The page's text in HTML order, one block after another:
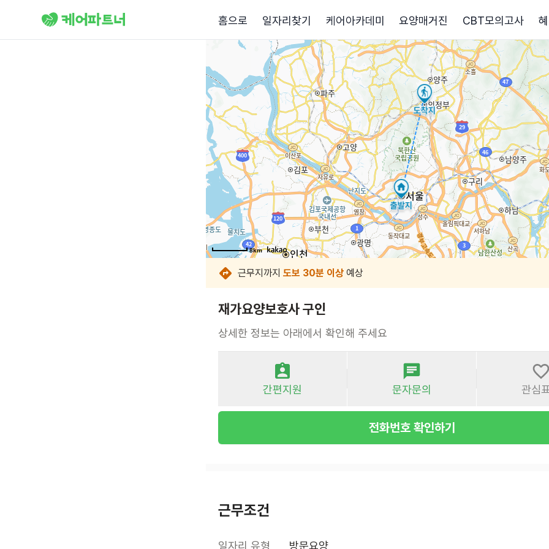
홈으로 일자리찾기 케어아카데미 요양매거진 CBT모의고사
8km
8km
8km
8km
8km
8km
8km
8km
근무지까지 도보 30분 이상 예상
재가요양보호사 구인
상세한 정보는 아래에서 확인해 주세요
간편지원 문자문의 관심
전화번호 확인하기
근무조건
일자리 유형 방문요양